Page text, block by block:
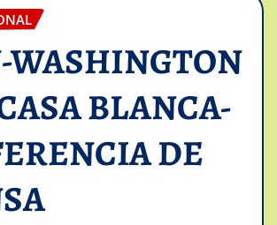
WASHINGTON
BLANCA-
DE